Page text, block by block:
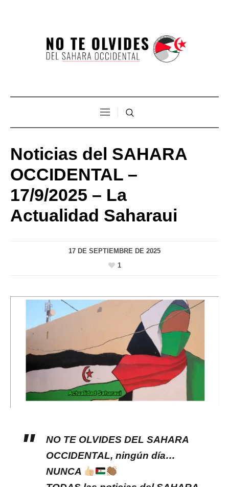
Noticias del SAHARA
OCCIDENTAL –
17/9/2025 – La
Actualidad Saharaui
17 DE SEPTIEMBRE DE 2025
1
NO TE OLVIDES DEL SAHARA
OCCIDENTAL, ningún día…
NUNCA